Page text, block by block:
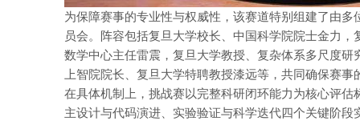
为保障赛事的专业性与权威性，该赛道特别组建了由
员会。阵容包括复旦大学校长、中国科学院院士金力
数学中心主任雷震，复旦大学教授、复杂体系多尺度
上智院院长、复旦大学特聘教授漆远等，共同确保赛
在具体机制上，挑战赛以完整科研闭环能力为核心评
主设计与代码演进、实验验证与科学迭代四个关键阶